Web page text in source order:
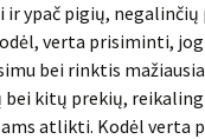
ir ypač pigių,
verta prisiminti,
bei rinktis
bei kitų prekių,
atlikti. Kodėl verta